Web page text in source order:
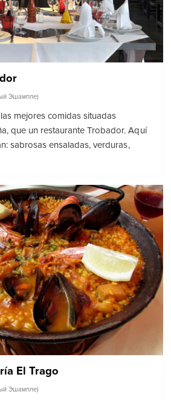
Эшампле)
mejores comidas situadas
que un restaurante Trobador. Aquí
sabrosas ensaladas, verduras,
El Trago
Эшампле)